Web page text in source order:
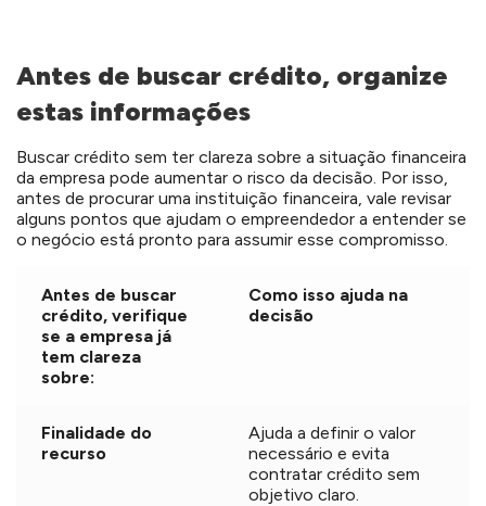
Antes de buscar crédito, organize
estas informações
Buscar crédito sem ter clareza sobre a situação financeira
da empresa pode aumentar o risco da decisão. Por isso,
antes de procurar uma instituição financeira, vale revisar
alguns pontos que ajudam o empreendedor a entender se
o negócio está pronto para assumir esse compromisso.
Antes de buscar
crédito, verifique
se a empresa já
tem clareza
sobre:
Como isso ajuda na
decisão
Finalidade do
recurso
Ajuda a definir o valor
necessário e evita
contratar crédito sem
objetivo claro.